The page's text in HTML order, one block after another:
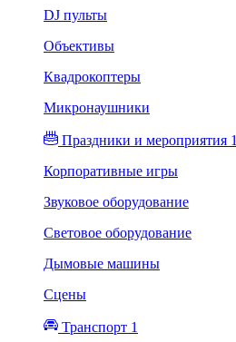
DJ пульты
Объективы
Квадрокоптеры
Микронаушники
Праздники и мероприятия 1
Корпоративные игры
Звуковое оборудование
Световое оборудование
Дымовые машины
Сцены
Транспорт 1